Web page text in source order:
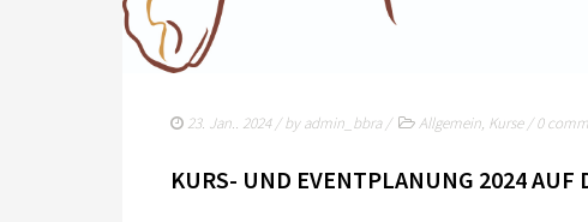
23. Jan.. 2024/ byadmin_bbra/ Allgemein, Kurse/0
KURS- UND EVENTPLANUNG 2024 AUF